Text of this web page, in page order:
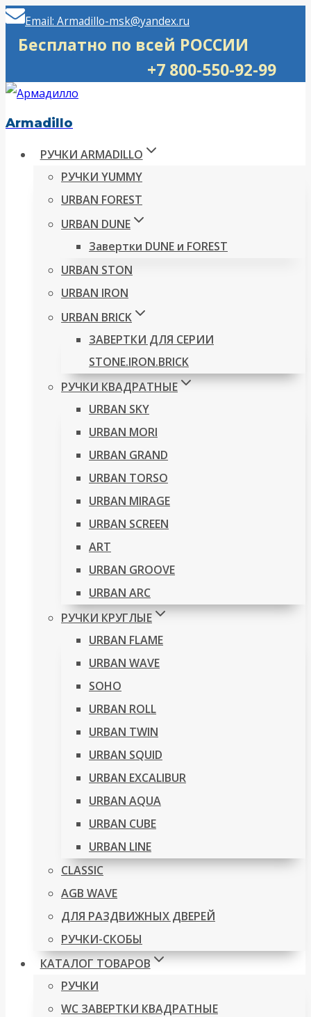
Перейти
Email: Armadillo-msk@yandex.ru
Бесплатно по всей РОССИИ
+7 800-550-92-99
Armadillo
РУЧКИ ARMADILLO
РУЧКИ YUMMY
URBAN FOREST
URBAN DUNE
Завертки DUNE и FOREST
URBAN STON
URBAN IRON
URBAN BRICK
ЗАВЕРТКИ ДЛЯ СЕРИИ
STONE.IRON.BRICK
РУЧКИ КВАДРАТНЫЕ
URBAN SKY
URBAN MORI
URBAN GRAND
URBAN TORSO
URBAN MIRAGE
URBAN SCREEN
ART
URBAN GROOVE
URBAN ARC
РУЧКИ КРУГЛЫЕ
URBAN FLAME
URBAN WAVE
SOHO
URBAN ROLL
URBAN TWIN
URBAN SQUID
URBAN EXCALIBUR
URBAN AQUA
URBAN CUBE
URBAN LINE
CLASSIC
AGB WAVE
ДЛЯ РАЗДВИЖНЫХ ДВЕРЕЙ
РУЧКИ-СКОБЫ
КАТАЛОГ ТОВАРОВ
РУЧКИ
WC ЗАВЕРТКИ КВАДРАТНЫЕ